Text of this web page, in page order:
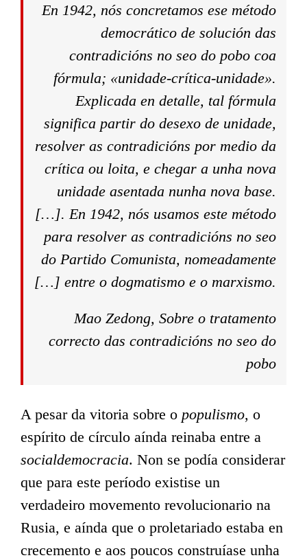
En 1942, nós concretamos ese método
democrático de solución das
contradicións no seo do pobo coa
fórmula; «unidade-crítica-unidade».
Explicada en detalle, tal fórmula
significa partir do desexo de unidade,
resolver as contradicións por medio da
crítica ou loita, e chegar a unha nova
unidade asentada nunha nova base.
[…]. En 1942, nós usamos este método
para resolver as contradicións no seo
do Partido Comunista, nomeadamente
[…] entre o dogmatismo e o marxismo.
Mao Zedong, Sobre o tratamento
correcto das contradicións no seo do
pobo
A pesar da vitoria sobre o populismo, o
espírito de círculo aínda reinaba entre a
socialdemocracia. Non se podía considerar
que para este período existise un
verdadeiro movemento revolucionario na
Rusia, e aínda que o proletariado estaba en
crecemento e aos poucos construíase unha